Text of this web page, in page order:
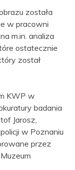
została
w pracowni
m.in. analiza
ostatecznie
został
KWP w
badania
Jarosz,
w Poznaniu
przez